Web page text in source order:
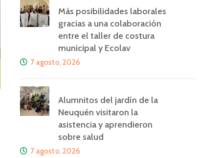
Más posibilidades laborales
gracias a una colaboración
entre el taller de costura
municipal y Ecolav
7 agosto, 2026
Alumnitos del jardín de la
Neuquén visitaron la
asistencia y aprendieron
sobre salud
7 agosto, 2026